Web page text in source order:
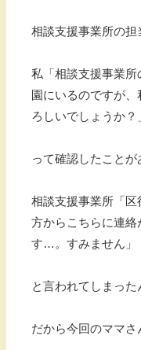
相談支援事業所の担
私「相談支援事業
園にいるのですが
ろしいでしょうか？
って確認したことが
相談支援事業所「
方からこちらに連
す…。すみません」
と言われてしまった
だから今回のママさ